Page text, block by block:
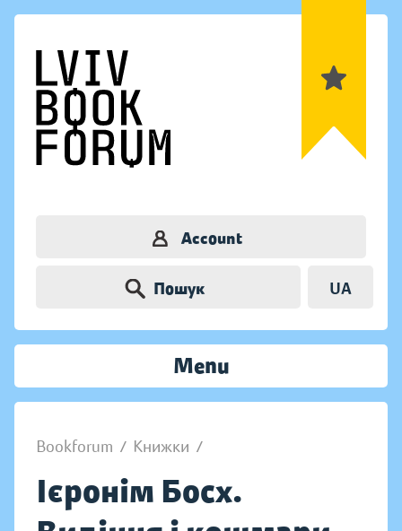
Account
Пошук UA
Menu
Bookforum / Книжки /
Ієронім Босх.